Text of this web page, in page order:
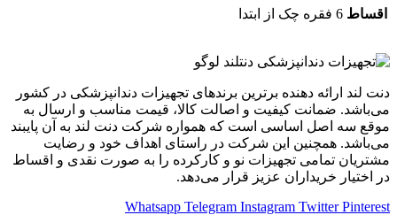
اقساط 6 فقره چک از ابتدا
دنت لند ارائه دهنده برترین برندهای تجهیزات دندانپزشکی در کشور
می‌باشد. ضمانت کیفیت و اصالت کالا، قیمت مناسب و ارسال به
موقع سه اصل اساسی است که همواره شرکت دنت لند به آن پایبند
می‌باشد. همچنین این شرکت در راستای اهداف خود و رضایت
مشتریان تمامی تجهیزات نو و کارکرده را به صورت نقدی و اقساط
در اختیار خریداران عزیز قرار می‌دهد.
Whatsapp Telegram Instagram Twitter Pinterest